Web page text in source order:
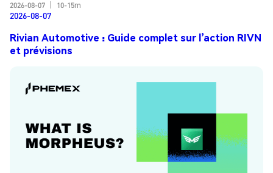
2026-08-07
10-15m
2026-08-07
Rivian Automotive : Guide complet sur l’action RIVN
et prévisions